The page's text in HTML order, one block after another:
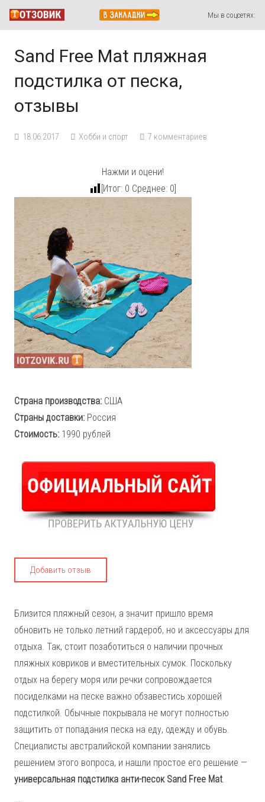
Мы в соцсетях:
Sand Free Mat пляжная
подстилка от песка,
отзывы
18.06.2017 Хобби и спорт 7 комментариев
Нажми и оцени!
[Итог: 0 Среднее: 0]
Страна производства: США
Страны доставки: Россия
Стоимость: 1990 рублей
Добавить отзыв
Близится пляжный сезон, а значит пришло время
обновить не только летний гардероб, но и аксессуары для
отдыха. Так, стоит позаботиться о наличии прочных
пляжных ковриков и вместительных сумок. Поскольку
отдых на берегу моря или речки сопровождается
посиделками на песке важно обзавестись хорошей
подстилкой. Обычные покрывала не могут полностью
защитить от попадания песка на еду, одежду и обувь.
Специалисты австралийской компании занялись
решением этого вопроса, и нашли простое его решение —
универсальная подстилка анти-песок Sand Free Mat.